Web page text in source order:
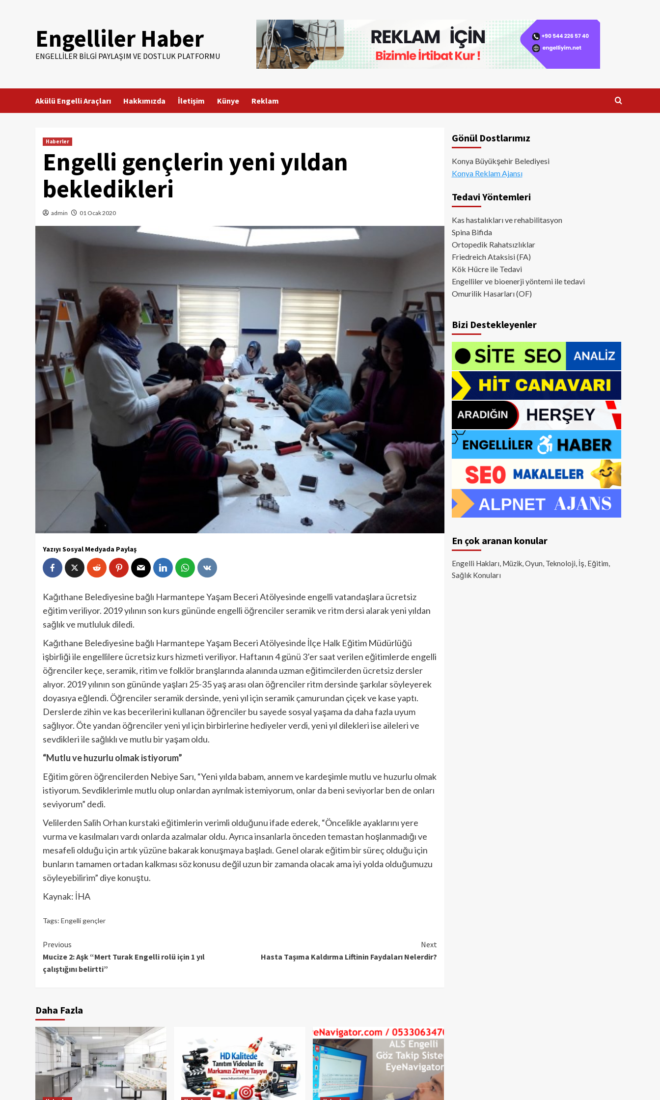
Engelliler Haber
ENGELLILER BILGI PAYLAŞIM VE DOSTLUK PLATFORMU
Akülü Engelli Araçları Hakkımızda İletişim Künye Reklam
Haberler
Engelli gençlerin yeni yıldan
bekledikleri
admin 01 Ocak 2020
Yazıyı Sosyal Medyada Paylaş
Kağıthane Belediyesine bağlı Harmantepe Yaşam Beceri Atölyesinde engelli vatandaşlara ücretsiz
eğitim veriliyor. 2019 yılının son kurs gününde engelli öğrenciler seramik ve ritm dersi alarak yeni yıldan
sağlık ve mutluluk diledi.
Kağıthane Belediyesine bağlı Harmantepe Yaşam Beceri Atölyesinde İlçe Halk Eğitim Müdürlüğü
işbirliği ile engellilere ücretsiz kurs hizmeti veriliyor. Haftanın 4 günü 3’er saat verilen eğitimlerde engelli
öğrenciler keçe, seramik, ritim ve folklör branşlarında alanında uzman eğitimcilerden ücretsiz dersler
alıyor. 2019 yılının son gününde yaşları 25-35 yaş arası olan öğrenciler ritm dersinde şarkılar söyleyerek
doyasıya eğlendi. Öğrenciler seramik dersinde, yeni yıl için seramik çamurundan çiçek ve kase yaptı.
Derslerde zihin ve kas becerilerini kullanan öğrenciler bu sayede sosyal yaşama da daha fazla uyum
sağlıyor. Öte yandan öğrenciler yeni yıl için birbirlerine hediyeler verdi, yeni yıl dilekleri ise aileleri ve
sevdikleri ile sağlıklı ve mutlu bir yaşam oldu.
“Mutlu ve huzurlu olmak istiyorum”
Eğitim gören öğrencilerden Nebiye Sarı, “Yeni yılda babam, annem ve kardeşimle mutlu ve huzurlu olmak
istiyorum. Sevdiklerimle mutlu olup onlardan ayrılmak istemiyorum, onlar da beni seviyorlar ben de onları
seviyorum” dedi.
Velilerden Salih Orhan kurstaki eğitimlerin verimli olduğunu ifade ederek, “Öncelikle ayaklarını yere
vurma ve kasılmaları vardı onlarda azalmalar oldu. Ayrıca insanlarla önceden temastan hoşlanmadığı ve
mesafeli olduğu için artık yüzüne bakarak konuşmaya başladı. Genel olarak eğitim bir süreç olduğu için
bunların tamamen ortadan kalkması söz konusu değil uzun bir zamanda olacak ama iyi yolda olduğumuzu
söyleyebilirim” diye konuştu.
Kaynak: İHA
Tags: Engelli gençler
Continue
Reading
Previous
Mucize 2: Aşk “Mert Turak Engelli rolü için 1 yıl
çalıştığını belirtti”
Next
Hasta Taşıma Kaldırma Liftinin Faydaları Nelerdir?
Daha Fazla
Gönül Dostlarımız
Konya Büyükşehir Belediyesi
Konya Reklam Ajansı
Tedavi Yöntemleri
Kas hastalıkları ve rehabilitasyon
Spina Bifida
Ortopedik Rahatsızlıklar
Friedreich Ataksisi (FA)
Kök Hücre ile Tedavi
Engelliler ve bioenerji yöntemi ile tedavi
Omurilik Hasarları (OF)
Bizi Destekleyenler
En çok aranan konular
Engelli Hakları, Müzik, Oyun, Teknoloji, İş, Eğitim,
Sağlık Konuları